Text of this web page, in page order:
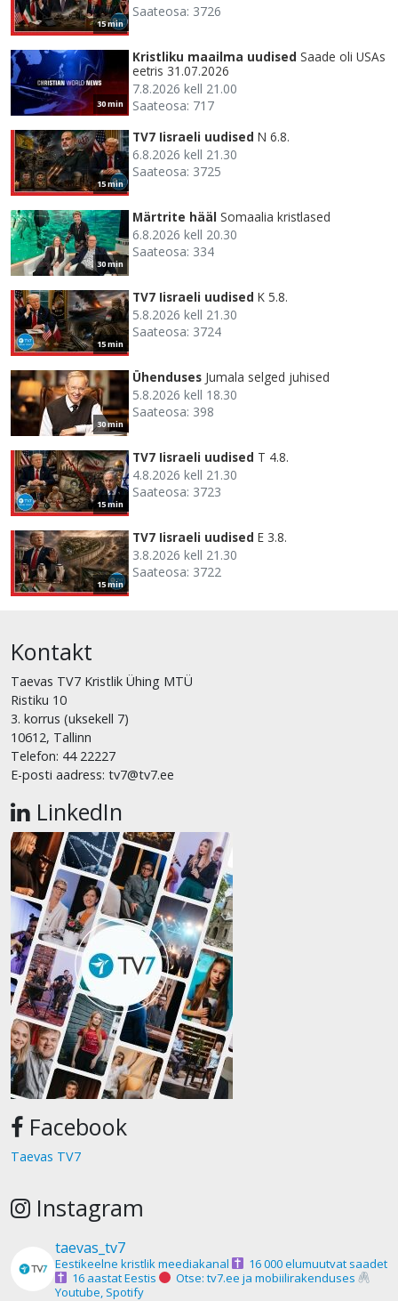
15 min
Saateosa: 3726
30 min
Kristliku maailma uudised Saade oli USAs
eetris 31.07.2026
7.8.2026 kell 21.00
Saateosa: 717
15 min
TV7 Iisraeli uudised N 6.8.
6.8.2026 kell 21.30
Saateosa: 3725
30 min
Märtrite hääl Somaalia kristlased
6.8.2026 kell 20.30
Saateosa: 334
15 min
TV7 Iisraeli uudised K 5.8.
5.8.2026 kell 21.30
Saateosa: 3724
30 min
Ühenduses Jumala selged juhised
5.8.2026 kell 18.30
Saateosa: 398
15 min
TV7 Iisraeli uudised T 4.8.
4.8.2026 kell 21.30
Saateosa: 3723
15 min
TV7 Iisraeli uudised E 3.8.
3.8.2026 kell 21.30
Saateosa: 3722
Kontakt
Taevas TV7 Kristlik Ühing MTÜ
Ristiku 10
3. korrus (uksekell 7)
10612, Tallinn
Telefon: 44 22227
E-posti aadress: tv7@tv7.ee
LinkedIn
Facebook
Taevas TV7
Instagram
taevas_tv7
Eestikeelne kristlik meediakanal
16 000 elumuutvat saadet
16 aastat Eestis
Otse: tv7.ee ja mobiilirakenduses
Youtube, Spotify